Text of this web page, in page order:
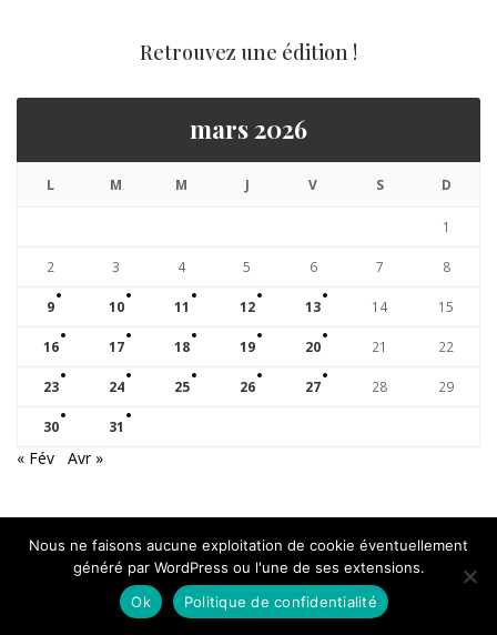
Retrouvez une édition !
mars 2026
L M M J V S D
1
2 3 4 5 6 7 8
9 10 11 12 13 14 15
16 17 18 19 20 21 22
23 24 25 26 27 28 29
30 31
« Fév Avr »
Découvrez nos événements
AGENDA
Nous ne faisons aucune exploitation de cookie éventuellement
généré par WordPress ou l'une de ses extensions.
Ok
Politique de confidentialité